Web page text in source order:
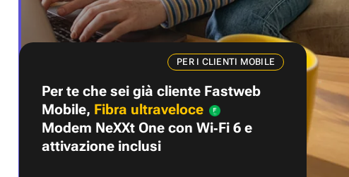
PER I CLIENTI MOBILE
Per te che sei già cliente Fastweb
Mobile, Fibra ultraveloce
Modem NeXXt One con Wi‑Fi 6 e
attivazione inclusi